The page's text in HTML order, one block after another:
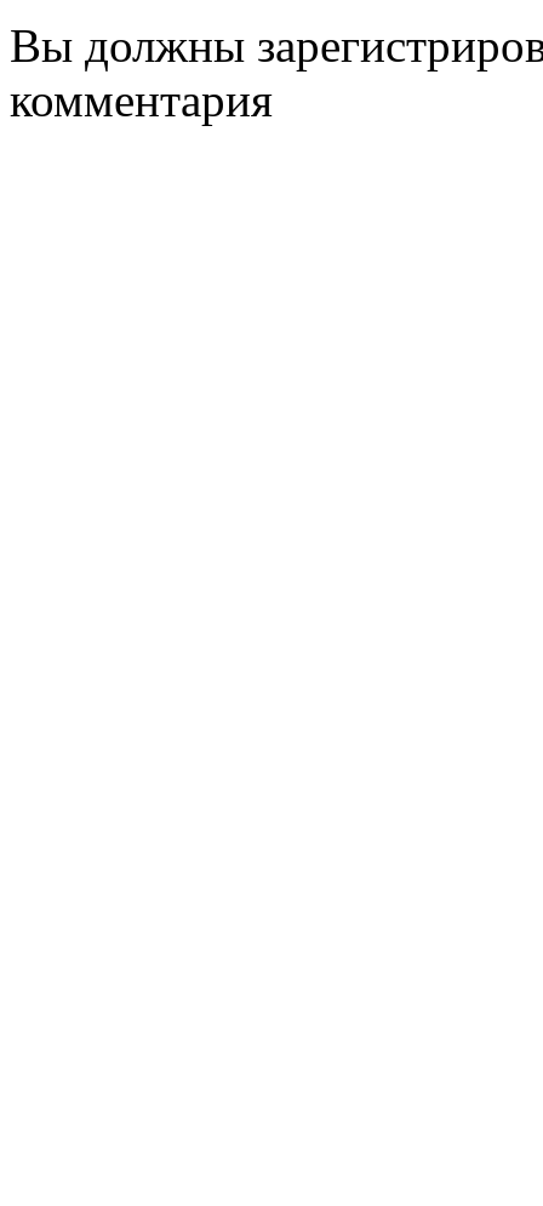
Вы должны
комментария